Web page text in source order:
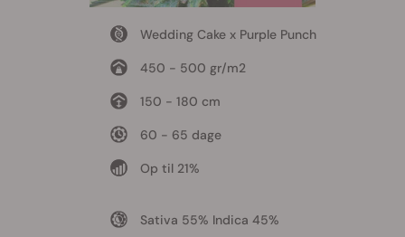
Wedding Cake x Purple Punch
450 - 500 gr/m2
150 - 180 cm
60 - 65 dage
Op til 21%
Sativa 55% Indica 45%